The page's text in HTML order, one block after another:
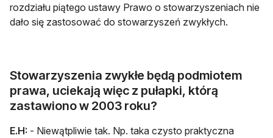
rozdziału piątego ustawy Prawo o stowarzyszeniach nie
dało się zastosować do stowarzyszeń zwykłych.
Stowarzyszenia zwykłe będą podmiotem
prawa, uciekają więc z pułapki, którą
zastawiono w 2003 roku?
E.H: - Niewątpliwie tak. Np. taka czysto praktyczna